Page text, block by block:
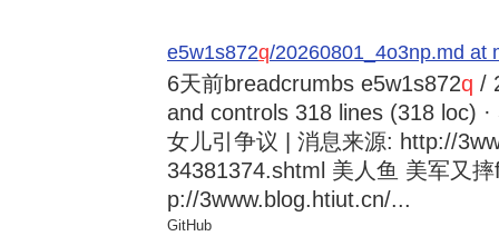
e5w1s872q/20260801_4o3np.md at
6天前breadcrumbs e5w1s872q /
and controls 318 lines (318 loc)
女儿引争议 | 消息来源: http://
34381374.shtml 美人鱼 美军又
p://3www.blog.htiut.cn/...
GitHub